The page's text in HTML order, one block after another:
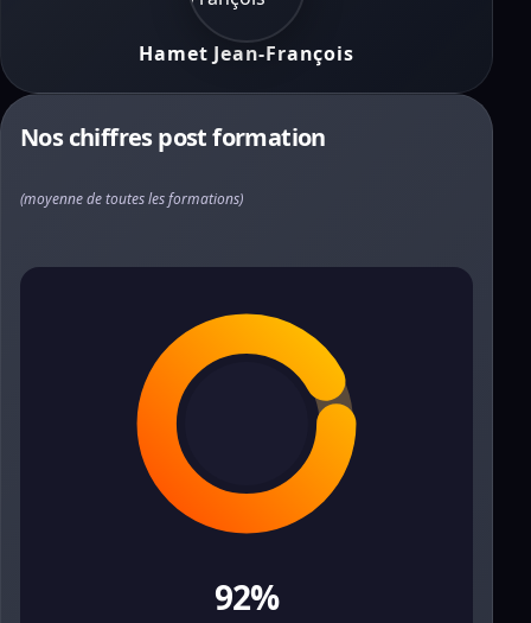
Hamet Jean-François
Nos chiffres post formation
(moyenne de toutes les formations)
92%